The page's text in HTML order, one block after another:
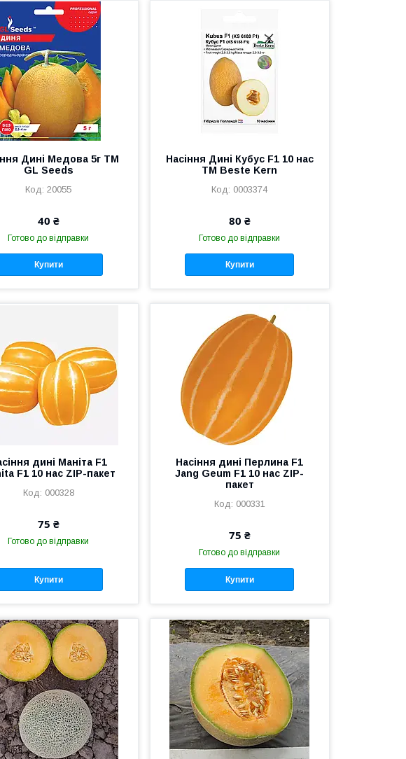
Дині Медова 5г TM
GL Seeds
20055
40 ₴
Готово до відправки
Купити
Насіння Дині Кубус F1 10 нас
ТМ Bestе Kern
0003374
80 ₴
Готово до відправки
Купити
дині Маніта F1
F1 10 нас ZIP-пакет
000328
75 ₴
Готово до відправки
Купити
Насіння дині Перлина F1
Jang Geum F1 10 нас ZIP-
пакет
000331
75 ₴
Готово до відправки
Купити